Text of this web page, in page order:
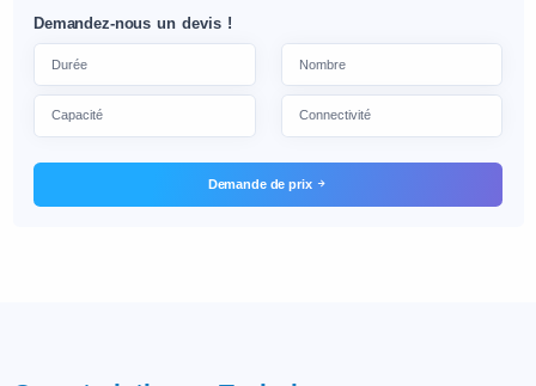
Demandez-nous un devis !
Demande de prix